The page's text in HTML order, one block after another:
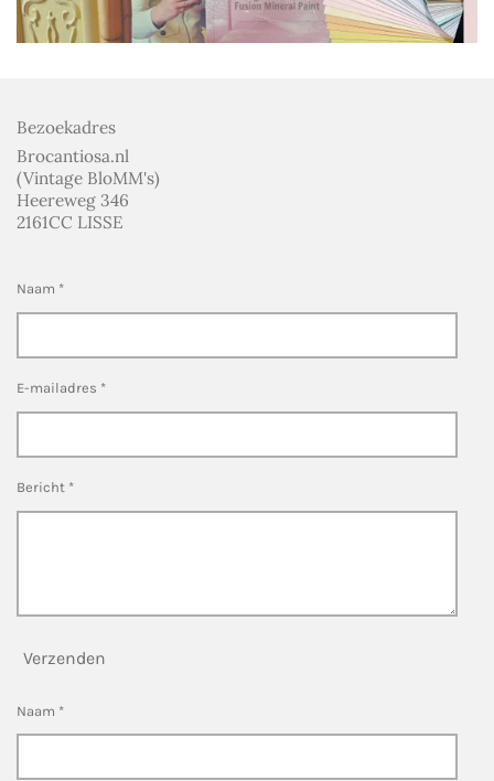
Bezoekadres
Brocantiosa.nl
(Vintage BloMM's)
Heereweg 346
2161CC LISSE
Naam *
E-mailadres *
Bericht *
Verzenden
Naam *